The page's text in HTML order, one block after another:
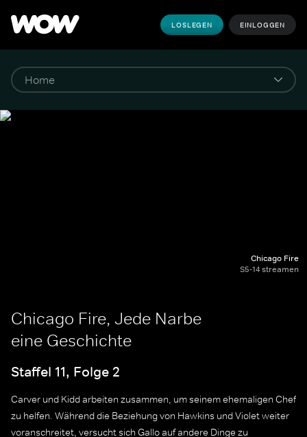
LOSLEGEN EINLOGGEN
Chicago Fire
S5-14 streamen
Chicago Fire, Jede Narbe
eine Geschichte
Staffel 11, Folge 2
Carver und Kidd arbeiten zusammen, um seinem ehemaligen Chef
zu helfen. Während die Beziehung von Hawkins und Violet weiter
voranschreitet, versucht sich Gallo auf andere Dinge zu